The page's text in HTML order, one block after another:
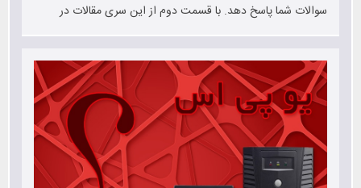
سوالات شما پاسخ دهد. با قسمت دوم از این سری مقالات در
خدمت شما هستیم